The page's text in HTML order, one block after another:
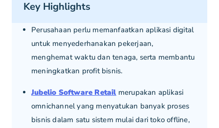
Key Highlights
Perusahaan perlu memanfaatkan aplikasi digital
untuk menyederhanakan pekerjaan,
menghemat waktu dan tenaga, serta membantu
meningkatkan profit bisnis.
Jubelio Software Retail merupakan aplikasi
omnichannel yang menyatukan banyak proses
bisnis dalam satu sistem mulai dari toko offline,